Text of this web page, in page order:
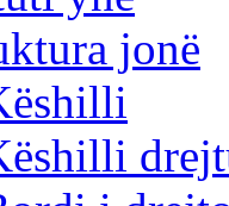
jonë